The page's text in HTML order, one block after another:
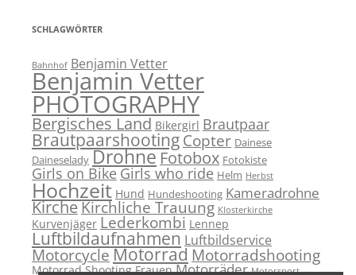
SCHLAGWÖRTER
Bahnhof Benjamin Vetter
Benjamin Vetter
PHOTOGRAPHY
Bergisches Land Bikergirl Brautpaar
BrautpaarshootingCopter Dainese
Daineselady Drohne Fotobox Fotokiste
Girls on BikeGirls who ride Helm Herbst
Hochzeit Hund Hundeshooting Kameradrohne
KircheKirchliche Trauung Klosterkirche
Kurvenjäger Lederkombi Lennep
Luftbildaufnahmen Luftbildservice
MotorcycleMotorrad Motorradshooting
Motorrad Shooting Frauen Motorräder Motorsport